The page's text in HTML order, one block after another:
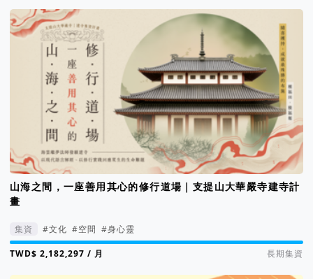
山海之間，一座善用其心的修行道場｜支提山大華嚴寺建寺計
畫
集資 #文化 #空間 #身心靈
集資進度 105%
/ 月 長期集資